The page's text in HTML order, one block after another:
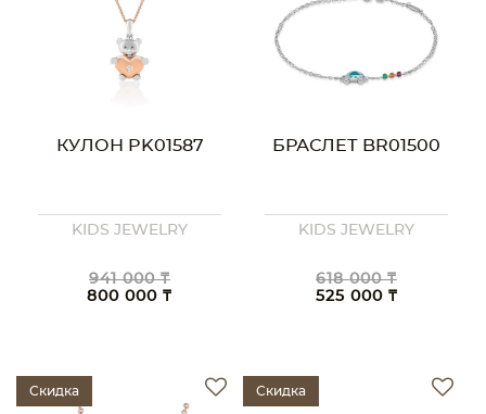
КУЛОН PK01587
KIDS JEWELRY
941 000 ₸
800 000 ₸
БРАСЛЕТ BR01500
KIDS JEWELRY
618 000 ₸
525 000 ₸
Скидка Скидка